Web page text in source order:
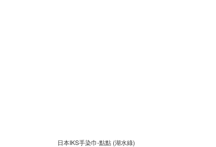
日本IKS手染巾-點點 (湖水綠)